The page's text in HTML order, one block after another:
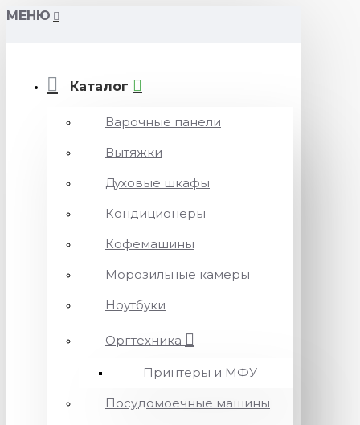
МЕНЮ
Каталог
Варочные панели
Вытяжки
Духовые шкафы
Кондиционеры
Кофемашины
Морозильные камеры
Ноутбуки
Оргтехника
Принтеры и МФУ
Посудомоечные машины